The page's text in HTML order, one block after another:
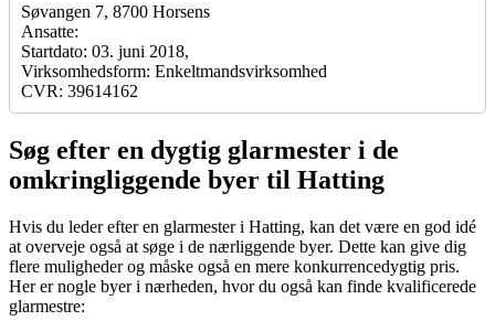
Søvangen 7, 8700 Horsens
Ansatte:
Startdato: 03. juni 2018,
Virksomhedsform: Enkeltmandsvirksomhed
CVR: 39614162
Søg efter en dygtig glarmester i de
omkringliggende byer til Hatting
Hvis du leder efter en glarmester i Hatting, kan det være en god idé
at overveje også at søge i de nærliggende byer. Dette kan give dig
flere muligheder og måske også en mere konkurrencedygtig pris.
Her er nogle byer i nærheden, hvor du også kan finde kvalificerede
glarmestre: